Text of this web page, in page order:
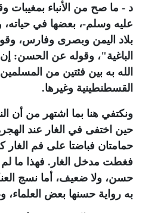
د - ما صح من الأنباء بمغيبات
عليه وسلم-، بعضها في حياته،
بلاد اليمن وبصرى وفارس،
الباغية"، وقوله عن الحسن:
الله به بين فئتين من
القسطنطينية وغيرها.
ونكتفي هنا بما اشتهر من أن
حين اختفى في الغار عند
حمامتان فباضتا على فم
فغطت مدخل الغار. فهذا ما
حسن، ولا ضعيف، أما نسج
به رواية حسنها بعض